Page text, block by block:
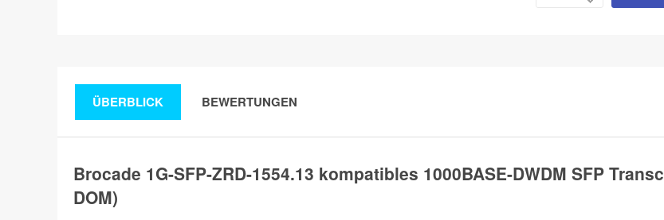
ÜBERBLICK BEWERTUNGEN
Brocade 1G-SFP-ZRD-1554.13 kompatibles 1000BASE-DWDM SFP
DOM)